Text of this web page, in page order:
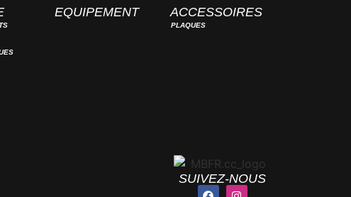
EQUIPEMENT ACCESSOIRES
PLAQUES
SUIVEZ-NOUS